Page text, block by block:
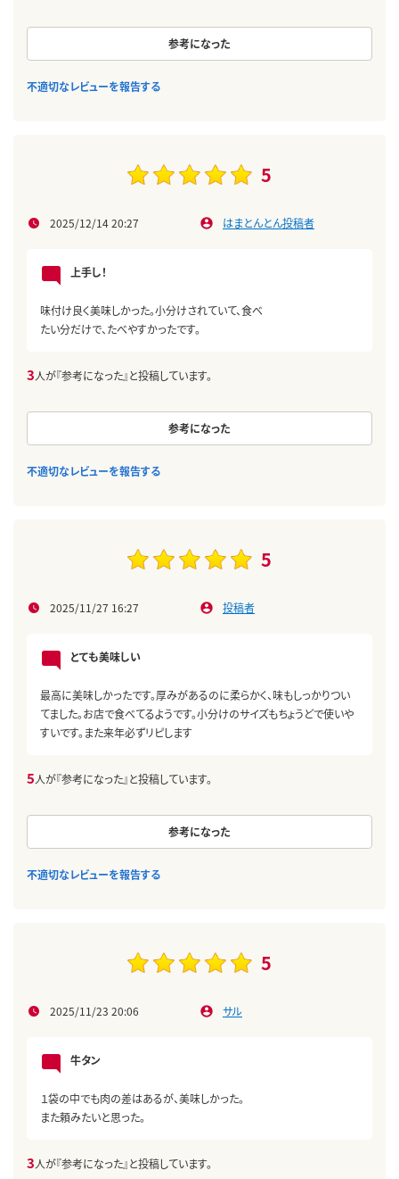
参考になった
不適切なレビューを報告する
5
2025/12/14 20:27 はまとんとん投稿者
上手し！
味付け良く美味しかった。小分けされていて、食べ
たい分だけで、たべやすかったです。
3人が『参考になった』と投稿しています。
参考になった
不適切なレビューを報告する
5
2025/11/27 16:27 投稿者
とても美味しい
最高に美味しかったです。厚みがあるのに柔らかく、味もしっかりつい
てました。お店で食べてるようです。小分けのサイズもちょうどで使いや
すいです。また来年必ずリピします
5人が『参考になった』と投稿しています。
参考になった
不適切なレビューを報告する
5
2025/11/23 20:06 サル
牛タン
１袋の中でも肉の差はあるが、美味しかった。
また頼みたいと思った。
3人が『参考になった』と投稿しています。